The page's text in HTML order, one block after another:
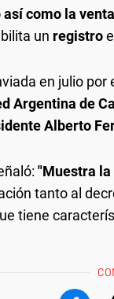
como la
un registro
en julio por
Argentina de
Alberto
"Muestra la
tanto al
tiene